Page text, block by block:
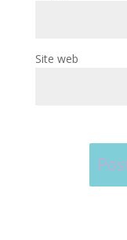
Site web